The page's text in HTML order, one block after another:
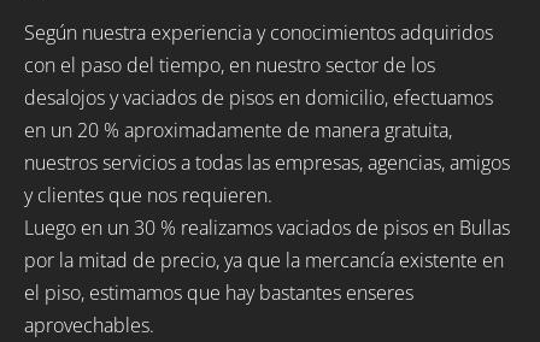
Según nuestra experiencia y conocimientos adquiridos
con el paso del tiempo, en nuestro sector de los
desalojos y vaciados de pisos en domicilio, efectuamos
en un 20 % aproximadamente de manera gratuita,
nuestros servicios a todas las empresas, agencias, amigos
y clientes que nos requieren.
Luego en un 30 % realizamos vaciados de pisos en Bullas
por la mitad de precio, ya que la mercancía existente en
el piso, estimamos que hay bastantes enseres
aprovechables.